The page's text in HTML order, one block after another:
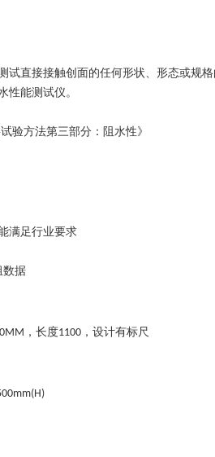
试直接接触创面的任何形状、形态或规
性能测试仪。
验方法第三部分：阻水性》
满足行业要求
数据
，长度1100 ，设计有标尺
0mm(H)